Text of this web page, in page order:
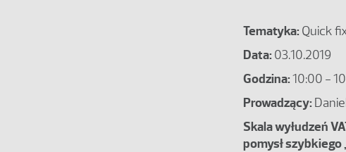
Tematyka: Quick
Data: 03.10.2019
Godzina:10:00 -
Prowadzący:
Skala wyłudzeń
pomysł